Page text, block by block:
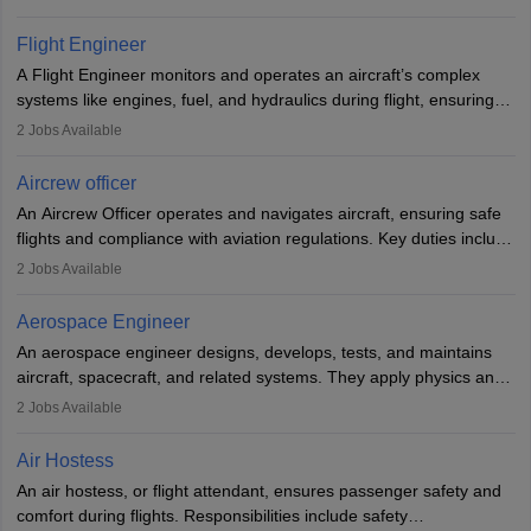
service. A high school diploma is typically required, followed by
rigorous training to qualify for the role.
Flight Engineer
A Flight Engineer monitors and operates an aircraft’s complex
systems like engines, fuel, and hydraulics during flight, ensuring
optimal performance and safety. They assist pilots with technical
requires strong technical knowledge, problem-solving, and
or aerospace engineering and specialised certification.
2 Jobs Available
Aircrew officer
An Aircrew Officer operates and navigates aircraft, ensuring safe
flights and compliance with aviation regulations. Key duties include
managing flight systems, conducting pre- and post-flight checks,
working five days a week, with around 120 flight hours monthly.
Employment may be contractual or permanent, depending on the
airline.
2 Jobs Available
Aerospace Engineer
An aerospace engineer designs, develops, tests, and maintains
aircraft, spacecraft, and related systems. They apply physics and
engineering principles to improve aerospace technologies, often
designing components, conducting tests, and performing
requiring advanced study. The role demands analytical skills,
technical knowledge, precision, and effective communication.
2 Jobs Available
Air Hostess
An air hostess, or flight attendant, ensures passenger safety and
comfort during flights. Responsibilities include safety